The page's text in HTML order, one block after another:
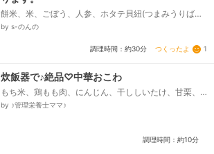
餅米、米、ごぼう、人参、ホタテ貝紐(つまみうりばで
うってます)、焼豚(鶏肉どちらでも)、干しシイタケ、
イタケ戻し汁、ゴマ油炒め用...
by s-のんの
調理時間：約30分 つくったよ 1
炊飯器で♪絶品♡中華おこわ
もち米、鶏もも肉、にんじん、干ししいたけ、甘栗、
ゆでたけのこ、●オイスターソース、●砂糖、ごま油、
by ♪管理栄養士ママ♪
調理時間：約10分